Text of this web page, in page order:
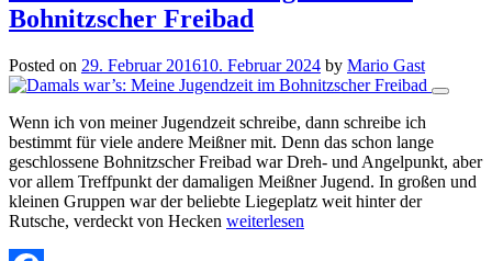
Bohnitzscher Freibad
Posted on 29. Februar 201610. Februar 2024 by Mario Gast
Wenn ich von meiner Jugendzeit schreibe, dann schreibe ich
bestimmt für viele andere Meißner mit. Denn das schon lange
geschlossene Bohnitzscher Freibad war Dreh- und Angelpunkt, aber
vor allem Treffpunkt der damaligen Meißner Jugend. In großen und
kleinen Gruppen war der beliebte Liegeplatz weit hinter der
Rutsche, verdeckt von Hecken weiterlesen